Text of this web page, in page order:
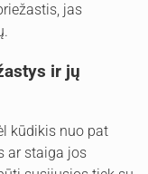
jas
ir jų
kūdikis nuo pat
ar staiga jos